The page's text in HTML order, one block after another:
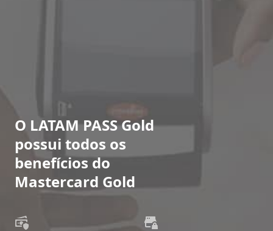
O LATAM PASS Gold
possui todos os
benefícios do
Mastercard Gold